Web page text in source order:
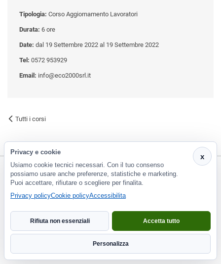
Tipologia: Corso Aggiornamento Lavoratori
Durata: 6 ore
Date: dal 19 Settembre 2022 al 19 Settembre 2022
Tel: 0572 953929
Email: info@eco2000srl.it
Tutti i corsi
CF e P.Iva 01266420478 - REA: PT-188663 | Via Risorgimento, 548 - Monsummano Terme (PT) | 0572
953929
Informativa privacy
x
Privacy e cookie
Usiamo cookie tecnici necessari. Con il tuo consenso
possiamo usare anche preferenze, statistiche e marketing.
Puoi accettare, rifiutare o scegliere per finalita.
Privacy policyCookie policyAccessibilita
Rifiuta non essenziali
Personalizza
Accetta tutto